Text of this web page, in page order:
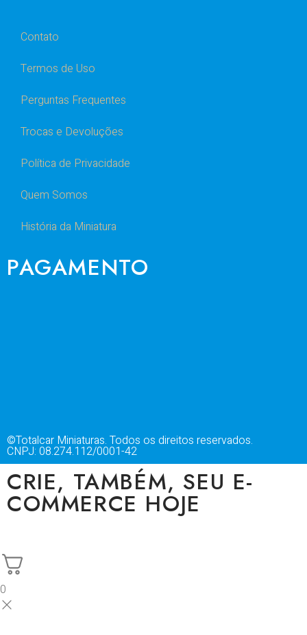
Contato
Termos de Uso
Perguntas Frequentes
Trocas e Devoluções
Política de Privacidade
Quem Somos
História da Miniatura
PAGAMENTO
©Totalcar Miniaturas. Todos os direitos reservados.
CNPJ: 08.274.112/0001-42
CRIE, TAMBÉM, SEU E-
COMMERCE HOJE
0